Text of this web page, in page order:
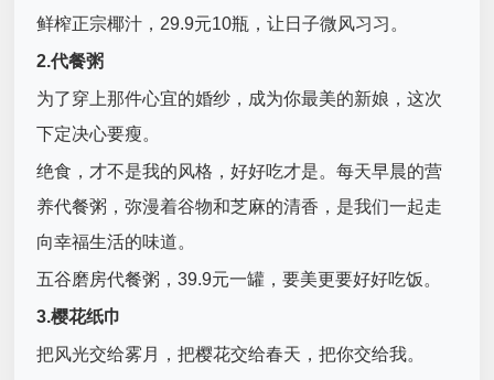
鲜榨正宗椰汁，29.9元10瓶，让日子微风习习。
2.代餐粥
为了穿上那件心宜的婚纱，成为你最美的新娘，这次
下定决心要瘦。
绝食，才不是我的风格，好好吃才是。每天早晨的营
养代餐粥，弥漫着谷物和芝麻的清香，是我们一起走
向幸福生活的味道。
五谷磨房代餐粥，39.9元一罐，要美更要好好吃饭。
3.樱花纸巾
把风光交给雾月，把樱花交给春天，把你交给我。